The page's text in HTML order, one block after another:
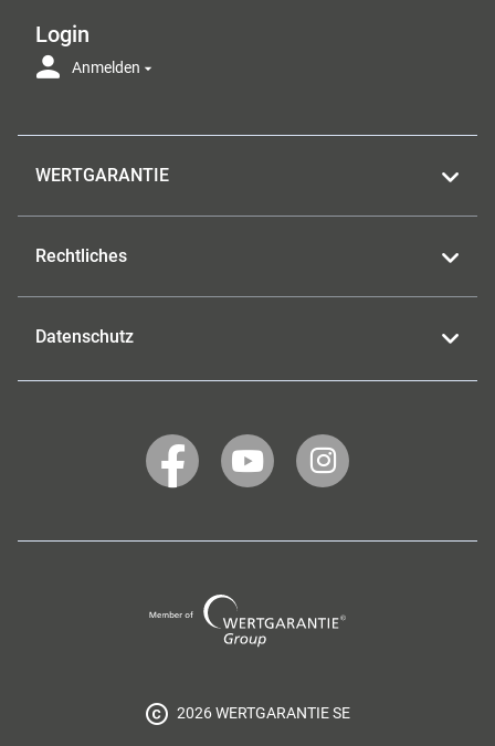
Login
Anmelden
WERTGARANTIE
Rechtliches
Datenschutz
WERTGARANTIE
auf
WERTGARANTIE
auf
WERTGARANTIE
auf
Group
2026 WERTGARANTIE SE